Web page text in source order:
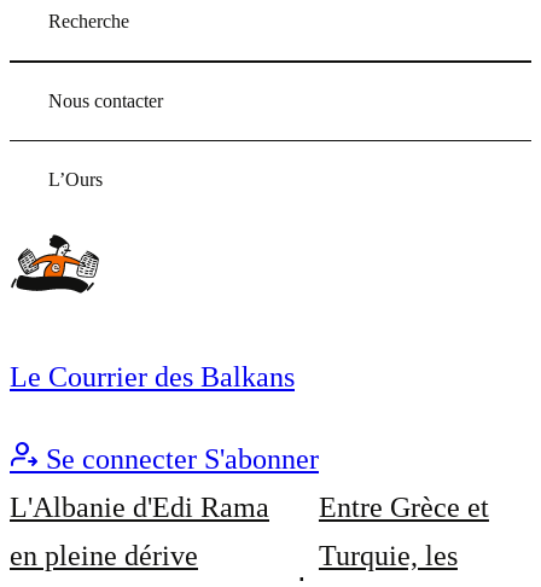
Recherche
Nous contacter
L’Ours
Le Courrier des Balkans
Se connecter S'abonner
L'Albanie d'Edi Rama
en pleine dérive
Entre Grèce et
Turquie, les